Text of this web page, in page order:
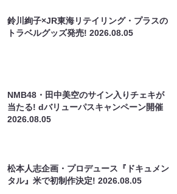
鈴川絢子×JR東海リテイリング・プラスの
トラベルグッズ発売!2026.08.05
NMB48・田中美空のサイン入りチェキが
当たる! dバリューパスキャンペーン開催
2026.08.05
松本人志企画・プロデュース『ドキュメン
タル』米で初制作決定!2026.08.05